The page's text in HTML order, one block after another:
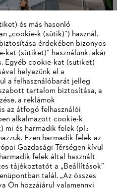
és más hasonló
„cookie-k (sütik)”) használ.
érdekében bizonyos
kat (sütiket)” használunk, akár
Egyéb cookie-kat (sütiket)
helyezünk el a
a felhasználóbarát jelleg
tartalom biztosítása, a
a reklámok
az átfogó felhasználói
alkalmazott cookie-k
és harmadik felek (pl.:
Ezen harmadik felek az
Gazdasági Térségen kívül
felek által használt
tájékoztatót a „Beállítások”
talál. „Az összes
Ön hozzájárul valamennyi